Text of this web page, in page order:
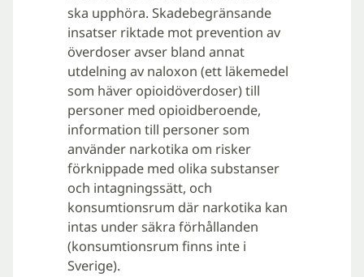
ska upphöra. Skadebegränsande
insatser riktade mot prevention av
överdoser avser bland annat
utdelning av naloxon (ett läkemedel
som häver opioidöverdoser) till
personer med opioidberoende,
information till personer som
använder narkotika om risker
förknippade med olika substanser
och intagningssätt, och
konsumtionsrum där narkotika kan
intas under säkra förhållanden
(konsumtionsrum finns inte i
Sverige).